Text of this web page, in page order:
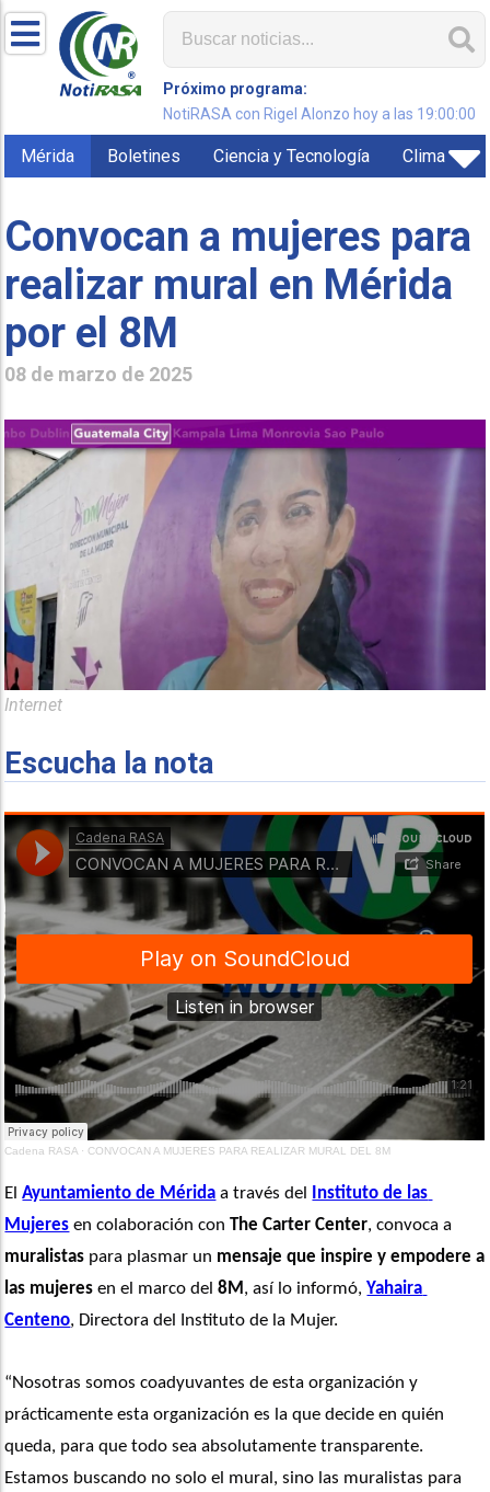
Próximo programa:
NotiRASA con Rigel Alonzo hoy a las 19:00:00
Mérida Boletines Ciencia y Tecnología Clima
Convocan a mujeres para
realizar mural en Mérida
por el 8M
08 de marzo de 2025
Internet
Escucha la nota
Cadena RASA · CONVOCAN A MUJERES PARA REALIZAR MURAL DEL 8M
El Ayuntamiento de Mérida a través del
Instituto de las
Mujeres en colaboración con The Carter Center
muralistas para plasmar un mensaje que inspire y empodere a
las mujeres en el marco del 8M , así lo informó, Yahaira
Centeno, Directora del Instituto de la Mujer.
“Nosotras somos coadyuvantes de esta organización y
prácticamente esta organización es la que decide en quién
queda, para que todo sea absolutamente transparente.
Estamos buscando no solo el mural, sino las muralistas para